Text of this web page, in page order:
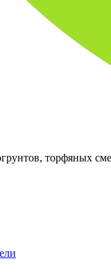
торфяных